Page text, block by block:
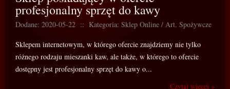
profesjonalny sprzęt do kawy
Dodane: 2020-05-22 :: Kategoria: Sklep Online / Art. Spożywcze
Sklepem internetowym, w którego ofercie znajdziemy nie tylko
różnego rodzaju mieszanki kaw, ale także, w którego to ofercie
dostępny jest profesjonalny sprzęt do kawy o...
Czytaj więcej »